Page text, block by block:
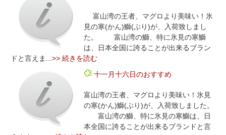
富山湾の王者、マグロより美味い！氷
見の寒(かん)鰤(ぶり)が、入荷致しまし
た。 富山湾の鰤、特に氷見の寒鰤
は、日本全国に誇ることが出来るブラン
ドと言えま...>> 続きを読む
十一月十六日のおすすめ
富山湾の王者、マグロより美味い！氷見
の寒(かん)鰤(ぶり)が、入荷致しました。
富山湾の鰤、特に氷見の寒鰤は、日
本全国に誇ることが出来るブランドと言